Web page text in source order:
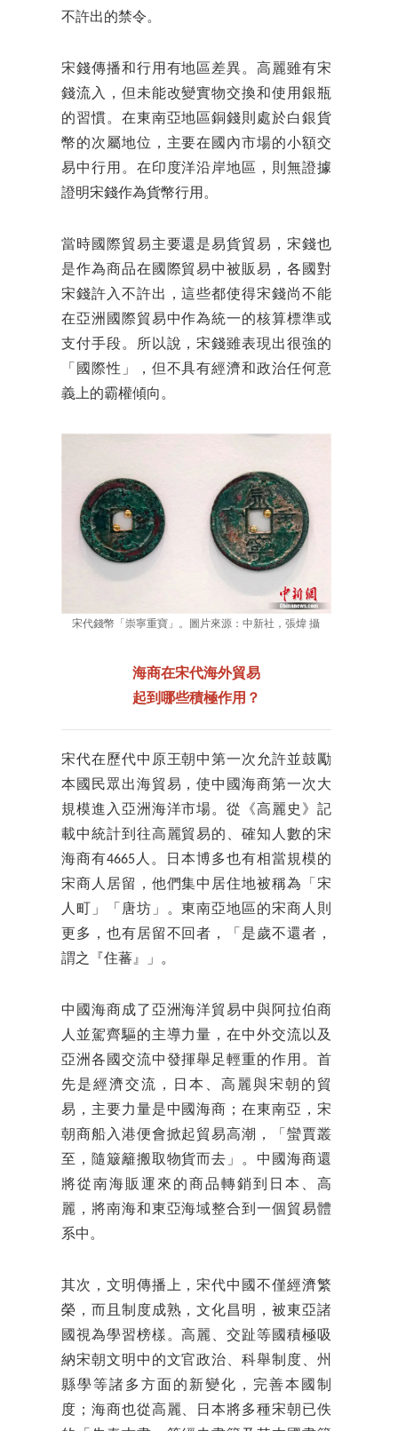
不許出的禁令。
宋錢傳播和行用有地區差異。高麗雖有宋
錢流入，但未能改變實物交換和使用銀瓶
的習慣。在東南亞地區銅錢則處於白銀貨
幣的次屬地位，主要在國內市場的小額交
易中行用。在印度洋沿岸地區，則無證據
證明宋錢作為貨幣行用。
當時國際貿易主要還是易貨貿易，宋錢也
是作為商品在國際貿易中被販易，各國對
宋錢許入不許出，這些都使得宋錢尚不能
在亞洲國際貿易中作為統一的核算標準或
支付手段。所以說，宋錢雖表現出很強的
「國際性」，但不具有經濟和政治任何意
義上的霸權傾向。
宋代錢幣「崇寧重寶」。圖片來源：中新社，張煒 攝
海商在宋代海外貿易
起到哪些積極作用？
宋代在歷代中原王朝中第一次允許並鼓勵
本國民眾出海貿易，使中國海商第一次大
規模進入亞洲海洋市場。從《高麗史》記
載中統計到往高麗貿易的、確知人數的宋
海商有4665人。日本博多也有相當規模的
宋商人居留，他們集中居住地被稱為「宋
人町」「唐坊」。東南亞地區的宋商人則
更多，也有居留不回者，「是歲不還者，
謂之『住蕃』」。
中國海商成了亞洲海洋貿易中與阿拉伯商
人並駕齊驅的主導力量，在中外交流以及
亞洲各國交流中發揮舉足輕重的作用。首
先是經濟交流，日本、高麗與宋朝的貿
易，主要力量是中國海商；在東南亞，宋
朝商船入港便會掀起貿易高潮，「蠻賈叢
至，隨簸籬搬取物貨而去」。中國海商還
將從南海販運來的商品轉銷到日本、高
麗，將南海和東亞海域整合到一個貿易體
系中。
其次，文明傳播上，宋代中國不僅經濟繁
榮，而且制度成熟，文化昌明，被東亞諸
國視為學習榜樣。高麗、交趾等國積極吸
納宋朝文明中的文官政治、科舉制度、州
縣學等諸多方面的新變化，完善本國制
度；海商也從高麗、日本將多種宋朝已佚